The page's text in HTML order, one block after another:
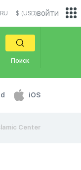
RU $ (USD)
Поиск
iOS
войти
Center